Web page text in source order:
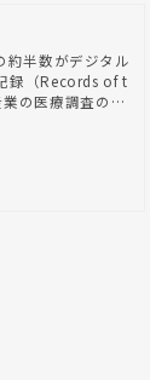
約半数がデジタル
録（Records of t
の医療調査の写